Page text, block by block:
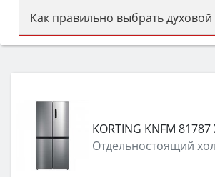
Как правильно выбрать
Сначала определитесь с типом
затем смотрите на объём 50–70
класс энергопотребления не
функции (конвекция, гриль,
защита от детей).KORTING KNFM 81787
Отдельностоящий